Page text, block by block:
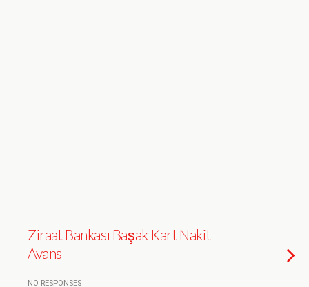
Ziraat Bankası Başak Kart Nakit
Avans
NO RESPONSES